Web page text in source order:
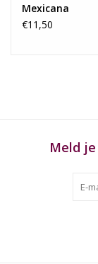
Mexicana
€11,50
Meld